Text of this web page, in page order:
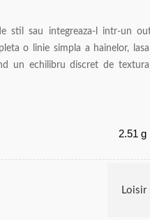
stil sau integreaza-l intr-un
o linie simpla a hainelor,
un echilibru discret de
2.51 g
Loisir